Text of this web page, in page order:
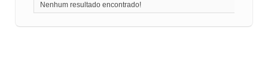
Nenhum resultado encontrado!